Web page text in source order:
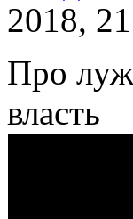
2018,
Про
власть